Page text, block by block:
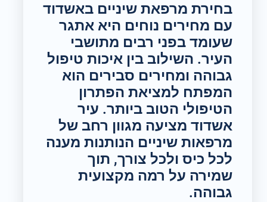
בחירת מרפאת שיניים באשדוד
עם מחירים נוחים היא אתגר
שעומד בפני רבים מתושבי
העיר. השילוב בין איכות טיפול
גבוהה ומחירים סבירים הוא
המפתח למציאת הפתרון
הטיפולי הטוב ביותר. עיר
אשדוד מציעה מגוון רחב של
מרפאות שיניים הנותנות מענה
לכל כיס ולכל צורך, תוך
שמירה על רמה מקצועית
גבוהה.